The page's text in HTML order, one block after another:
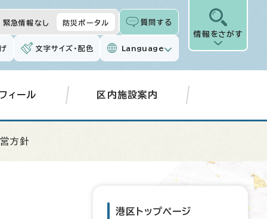
緊急情報なし 防災ポータル 質問する
文字サイズ・配色 Language
情報をさがす
ィール 区内施設案内
方針
港区トップページ